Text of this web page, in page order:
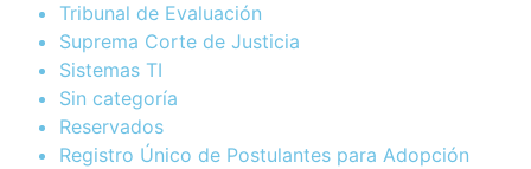
Tribunal de Evaluación
Suprema Corte de Justicia
Sistemas TI
Sin categoría
Reservados
Registro Único de Postulantes para Adopción